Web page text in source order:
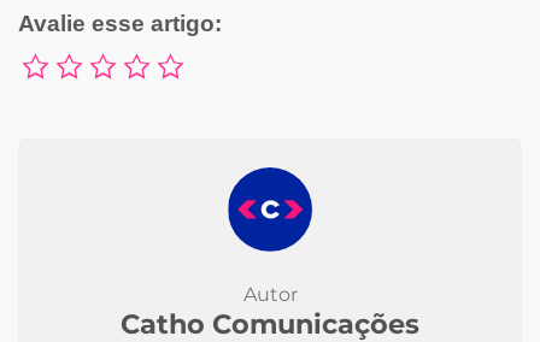
Avalie esse artigo:
Autor
Catho Comunicações